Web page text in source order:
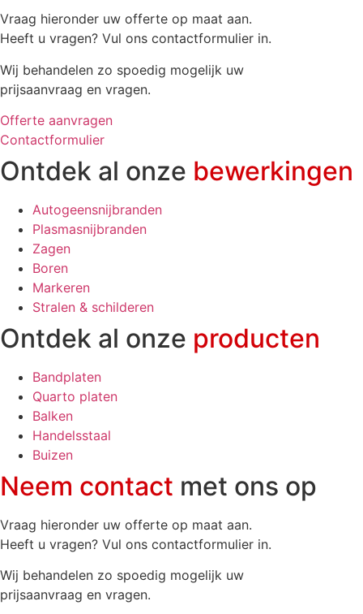
Vraag hieronder uw offerte op maat aan.
Heeft u vragen? Vul ons contactformulier in.
Wij behandelen zo spoedig mogelijk uw
prijsaanvraag en vragen.
Offerte aanvragen
Contactformulier
Ontdek al onze bewerkingen
Autogeensnijbranden
Plasmasnijbranden
Zagen
Boren
Markeren
Stralen & schilderen
Ontdek al onze producten
Bandplaten
Quarto platen
Balken
Handelsstaal
Buizen
Neem contact met ons op
Vraag hieronder uw offerte op maat aan.
Heeft u vragen? Vul ons contactformulier in.
Wij behandelen zo spoedig mogelijk uw
prijsaanvraag en vragen.